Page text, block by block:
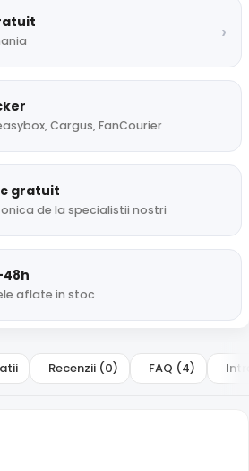
›
Cargus, FanCourier
gratuit
de la specialistii nostri
aflate in stoc
Recenzii (0) FAQ (4)